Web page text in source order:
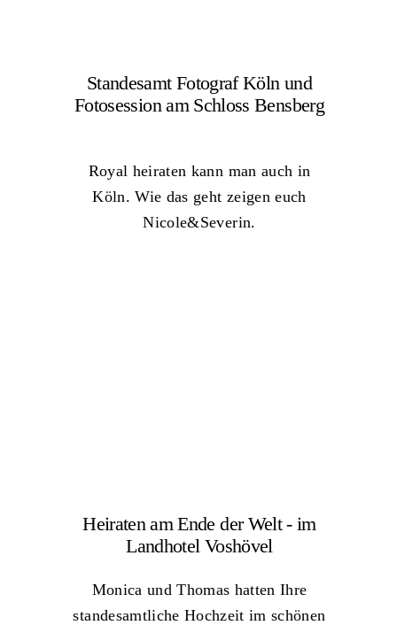
Heiraten am Ende der Welt - im
Landhotel Voshövel
Standesamt Fotograf Köln und
Fotosession am Schloss Bensberg
Royal heiraten kann man auch in
Köln. Wie das geht zeigen euch
Nicole&Severin.
Monica und Thomas hatten Ihre
standesamtliche Hochzeit im schönen